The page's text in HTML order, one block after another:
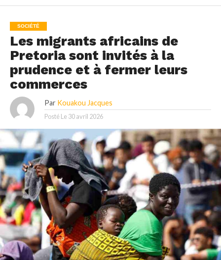
SOCIÉTÉ
Les migrants africains de
Pretoria sont invités à la
prudence et à fermer leurs
commerces
Par Kouakou Jacques
Posté Le 30 avril 2026